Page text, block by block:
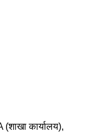
कार्यालय),